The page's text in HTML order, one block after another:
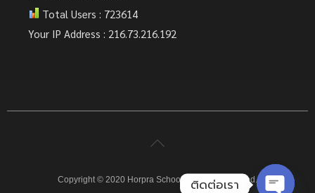
Total Users : 723614
Your IP Address : 216.73.216.192
Copyright © 2020 Horpra School. All rights reserved.
ติดต่อเรา